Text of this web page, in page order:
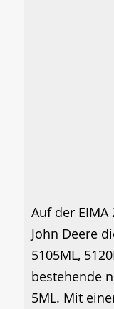
Auf der
John Deere
5105ML,
bestehende
5ML. Mit